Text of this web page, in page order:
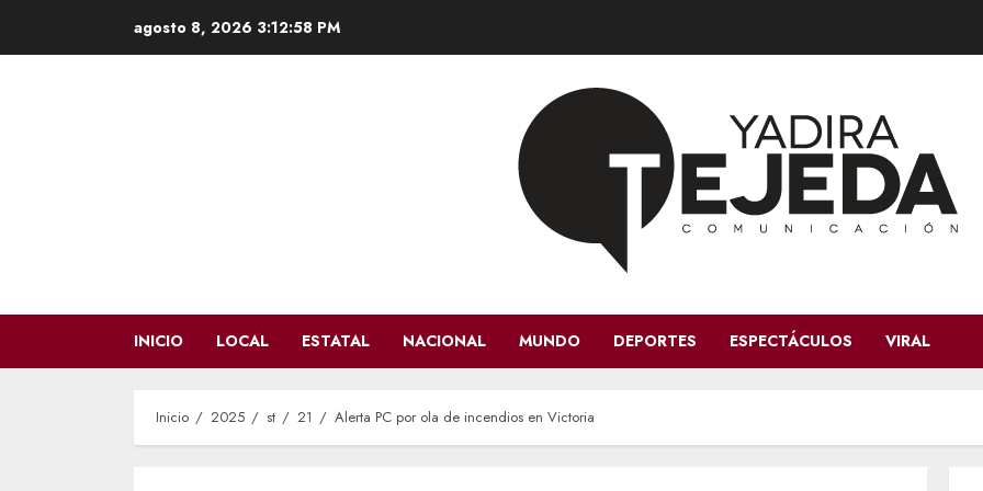
agosto 8, 2026 3:12:59 PM
INICIO LOCAL ESTATAL NACIONAL MUNDO DEPORTES ESPECTÁCULOS VIRAL
Inicio 2025 st 21 Alerta PC por ola de incendios en Victoria